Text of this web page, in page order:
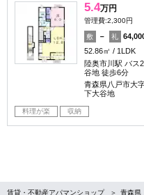
5.4万円
管理費:2,300円
敷 － 礼
52.86㎡
1LDK
陸奥市川駅 バス
谷地 徒歩6分
青森県八戸市大
下大谷地
料理が楽 収納
賃貸・不動産アパマンショップ 青森県